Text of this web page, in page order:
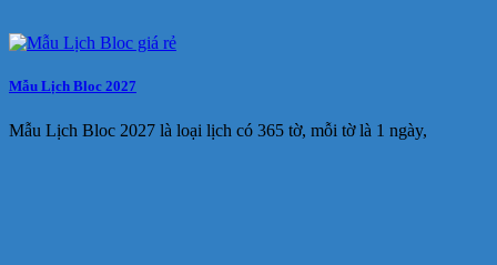
Mẫu Lịch Bloc 2027
Mẫu Lịch Bloc 2027 là loại lịch có 365 tờ, mỗi tờ là 1 ngày,